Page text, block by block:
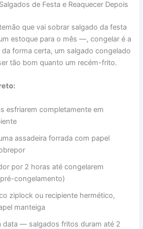
de Festa e Reaquecer Depois
que vai sobrar salgado da festa
estoque para o mês —, congelar é a
forma certa, um salgado congelado
tão bom quanto um recém-frito.
esfriarem completamente em
assadeira forrada com papel
por 2 horas até congelarem
congelamento)
ziplock ou recipiente hermético,
manteiga
data — salgados fritos duram até 2